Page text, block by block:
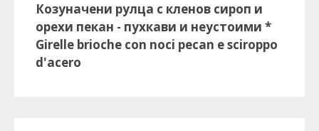
Козуначени рулца с кленов сироп и
орехи пекан - пухкави и неустоими *
Girelle brioche con noci pecan e sciroppo
d'acero